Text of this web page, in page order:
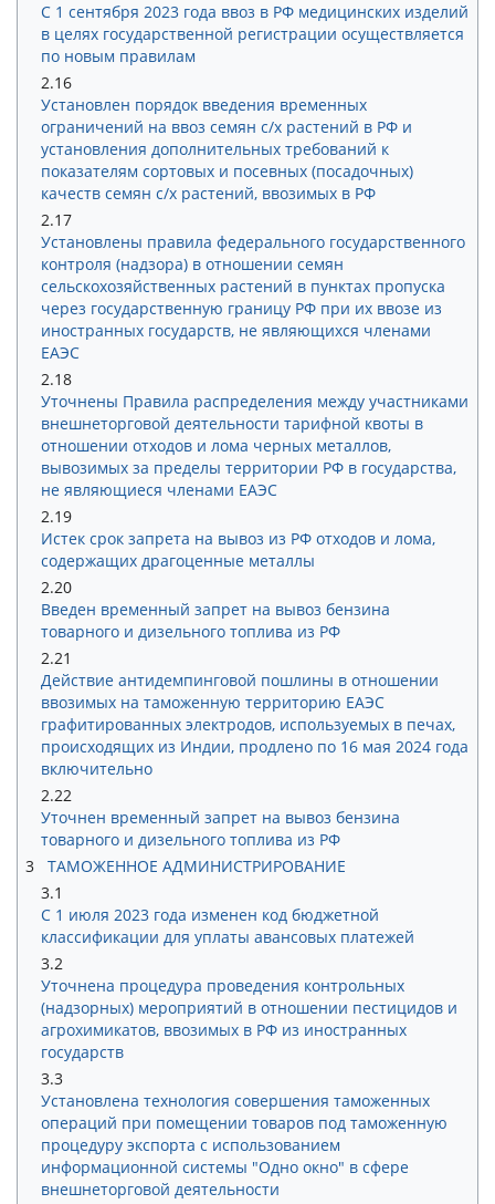
С 1 сентября 2023 года ввоз в РФ медицинских изделий
в целях государственной регистрации осуществляется
по новым правилам
2.16
Установлен порядок введения временных
ограничений на ввоз семян с/х растений в РФ и
установления дополнительных требований к
показателям сортовых и посевных (посадочных)
качеств семян с/х растений, ввозимых в РФ
2.17
Установлены правила федерального государственного
контроля (надзора) в отношении семян
сельскохозяйственных растений в пунктах пропуска
через государственную границу РФ при их ввозе из
иностранных государств, не являющихся членами
ЕАЭС
2.18
Уточнены Правила распределения между участниками
внешнеторговой деятельности тарифной квоты в
отношении отходов и лома черных металлов,
вывозимых за пределы территории РФ в государства,
не являющиеся членами ЕАЭС
2.19
Истек срок запрета на вывоз из РФ отходов и лома,
содержащих драгоценные металлы
2.20
Введен временный запрет на вывоз бензина
товарного и дизельного топлива из РФ
2.21
Действие антидемпинговой пошлины в отношении
ввозимых на таможенную территорию ЕАЭС
графитированных электродов, используемых в печах,
происходящих из Индии, продлено по 16 мая 2024 года
включительно
2.22
Уточнен временный запрет на вывоз бензина
товарного и дизельного топлива из РФ
3
ТАМОЖЕННОЕ АДМИНИСТРИРОВАНИЕ
3.1
С 1 июля 2023 года изменен код бюджетной
классификации для уплаты авансовых платежей
3.2
Уточнена процедура проведения контрольных
(надзорных) мероприятий в отношении пестицидов и
агрохимикатов, ввозимых в РФ из иностранных
государств
3.3
Установлена технология совершения таможенных
операций при помещении товаров под таможенную
процедуру экспорта с использованием
информационной системы "Одно окно" в сфере
внешнеторговой деятельности